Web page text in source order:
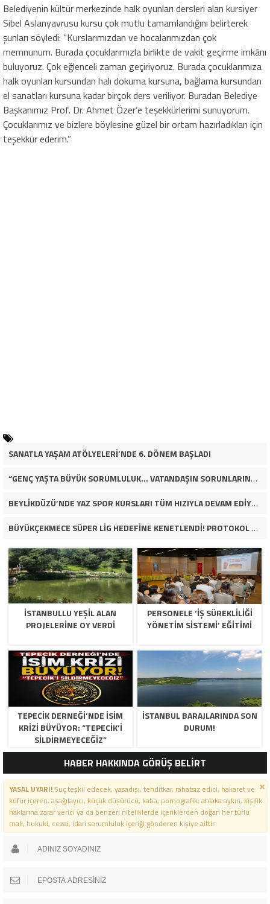
Belediyenin kültür merkezinde halk oyunları dersleri alan kursiyer
Sibel Aslanyavrusu kursu çok mutlu tamamlandığını belirterek
şunları söyledi: “Kurslarımızdan ve hocalarımızdan çok
memnunum. Burada çocuklarımızla birlikte de vakit geçirme imkânı
buluyoruz. Çok eğlenceli zaman geçiriyoruz. Burada çocuklarımıza
halk oyunları kursundan halı dokuma kursuna, bağlama kursundan
el sanatları kursuna kadar birçok ders veriliyor. Buradan Belediye
Başkanımız Prof. Dr. Ahmet Özer’e teşekkürlerimi sunuyorum.
Çocuklarımız ve bizlere böylesine güzel bir ortam hazırladıkları için
teşekkür ederim.”
SANATLA YAŞAM ATÖLYELERİ’NDE 6. DÖNEM BAŞLADI
“GENÇ YAŞTA BÜYÜK SORUMLULUK… VATANDAŞIN SORUNLARINA ÇÖZÜM ARIYOR!”
BEYLİKDÜZÜ’NDE YAZ SPOR KURSLARI TÜM HIZIYLA DEVAM EDİYOR
BÜYÜKÇEKMECE SÜPER LİG HEDEFİNE KENETLENDİ! PROTOKOL VE İŞ DÜNYASINDAN BASKETBOL TAKIMINA TAM DESTEK…
İSTANBULLU YEŞİL ALAN
PROJELERİNE OY VERDİ
PERSONELE ‘İŞ SÜREKLİLİĞİ
YÖNETİM SİSTEMİ’ EĞİTİMİ
TEPECİK DERNEĞİ’NDE İSİM
KRİZİ BÜYÜYOR: “TEPECİK’İ
SİLDİRMEYECEĞİZ”
İSTANBUL BARAJLARINDA SON
DURUM!
HABER HAKKINDA GÖRÜŞ BELİRT
YASAL UYARI!Suç teşkil edecek, yasadışı, tehditkar, rahatsız edici, hakaret ve
küfür içeren, aşağılayıcı, küçük düşürücü, kaba, pornografik, ahlaka aykırı, kişilik
haklarına zarar verici ya da benzeri niteliklerde içeriklerden doğan her türlü
mali, hukuki, cezai, idari sorumluluk içeriği gönderen kişiye aittir.